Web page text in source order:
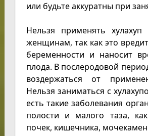
или будьте аккуратны при
Нельзя применять
женщинам, так как это
беременности и наносит
плода. В послеродовой
воздержаться от
Нельзя заниматься с
есть такие заболевания
полости и малого таза,
почек, кишечника,